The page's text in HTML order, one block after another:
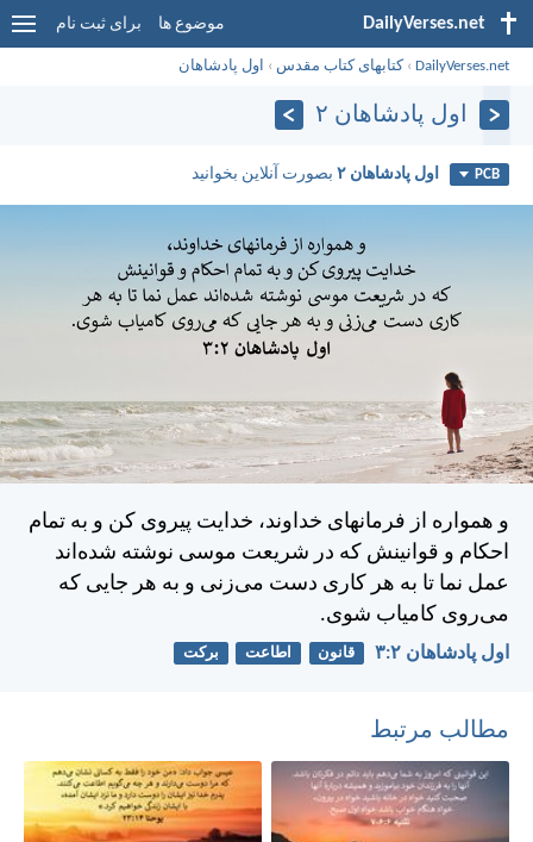
DailyVerses.net موضوع ها برای ثبت نام
DailyVerses.net
›کتابهای کتاب مقدس › اول پادشاهان
اول پادشاهان ۲
PCB اول پادشاهان ۲ بصورت آنلاین بخوانید
و همواره از فرمانهای خداوند، خدايت پيروی كن و به تمام
احكام و قوانينش كه در شريعت موسی نوشته شده‌اند
عمل نما تا به هر كاری دست می‌زنی و به هر جايی كه
می‌روی كامياب شوی.
اول پادشاهان ۲:‏۳ قانون اطاعت برکت
مطالب مرتبط